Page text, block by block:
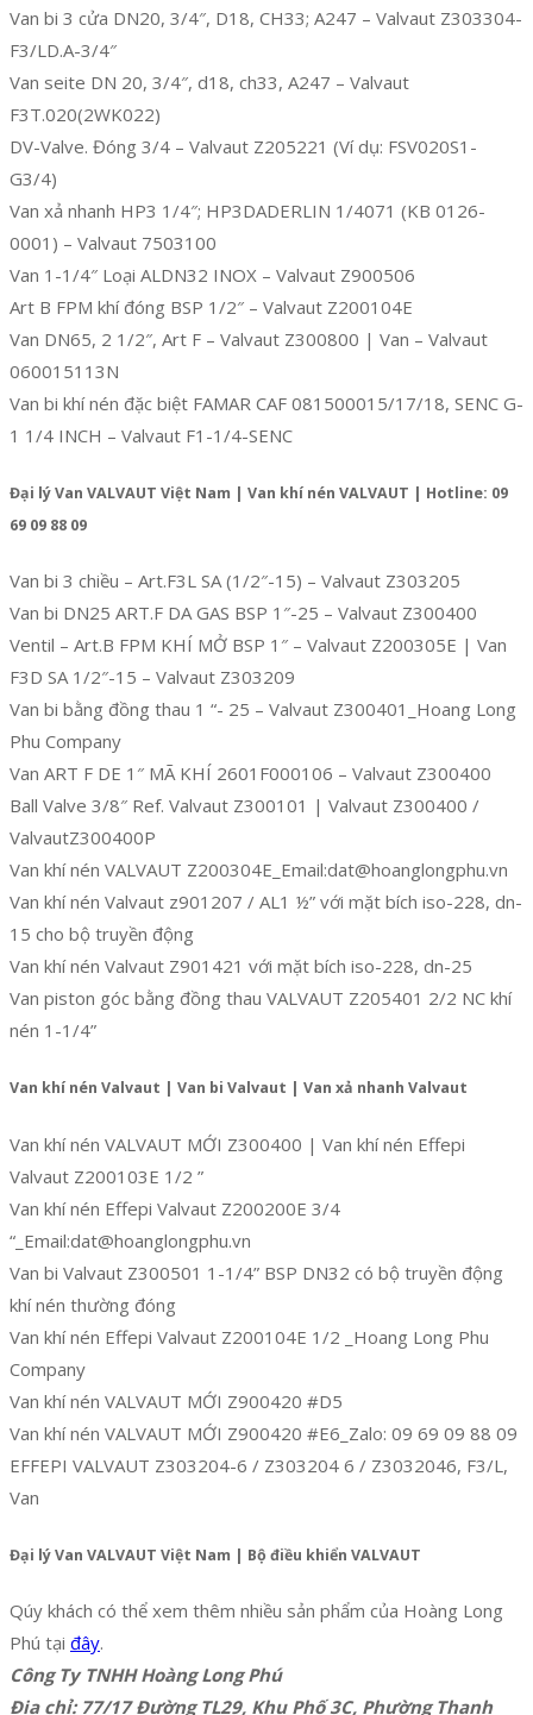
Van bi 3 cửa DN20, 3/4″, D18, CH33; A247 – Valvaut Z303304-
F3/LD.A-3/4″
Van seite DN 20, 3/4″, d18, ch33, A247 – Valvaut
F3T.020(2WK022)
DV-Valve. Đóng 3/4 – Valvaut Z205221 (Ví dụ: FSV020S1-
G3/4)
Van xả nhanh HP3 1/4″; HP3DADERLIN 1/4071 (KB 0126-
0001) – Valvaut 7503100
Van 1-1/4″ Loại ALDN32 INOX – Valvaut Z900506
Art B FPM khí đóng BSP 1/2″ – Valvaut Z200104E
Van DN65, 2 1/2″, Art F – Valvaut Z300800 | Van – Valvaut
060015113N
Van bi khí nén đặc biệt FAMAR CAF 081500015/17/18, SENC G-
1 1/4 INCH – Valvaut F1-1/4-SENC
Đại lý Van VALVAUT Việt Nam | Van khí nén VALVAUT | Hotline: 09
69 09 88 09
Van bi 3 chiều – Art.F3L SA (1/2″-15) – Valvaut Z303205
Van bi DN25 ART.F DA GAS BSP 1″-25 – Valvaut Z300400
Ventil – Art.B FPM KHÍ MỞ BSP 1″ – Valvaut Z200305E | Van
F3D SA 1/2″-15 – Valvaut Z303209
Van bi bằng đồng thau 1 “- 25 – Valvaut Z300401_Hoang Long
Phu Company
Van ART F DE 1″ MÃ KHÍ 2601F000106 – Valvaut Z300400
Ball Valve 3/8″ Ref. Valvaut Z300101 | Valvaut Z300400 /
ValvautZ300400P
Van khí nén VALVAUT Z200304E_Email:dat@hoanglongphu.vn
Van khí nén Valvaut z901207 / AL1 ½” với mặt bích iso-228, dn-
15 cho bộ truyền động
Van khí nén Valvaut Z901421 với mặt bích iso-228, dn-25
Van piston góc bằng đồng thau VALVAUT Z205401 2/2 NC khí
nén 1-1/4”
Van khí nén Valvaut | Van bi Valvaut | Van xả nhanh Valvaut
Van khí nén VALVAUT MỚI Z300400 | Van khí nén Effepi
Valvaut Z200103E 1/2 ”
Van khí nén Effepi Valvaut Z200200E 3/4
“_Email:dat@hoanglongphu.vn
Van bi Valvaut Z300501 1-1/4” BSP DN32 có bộ truyền động
khí nén thường đóng
Van khí nén Effepi Valvaut Z200104E 1/2 _Hoang Long Phu
Company
Van khí nén VALVAUT MỚI Z900420 #D5
Van khí nén VALVAUT MỚI Z900420 #E6_Zalo: 09 69 09 88 09
EFFEPI VALVAUT Z303204-6 / Z303204 6 / Z3032046, F3/L,
Van
Đại lý Van VALVAUT Việt Nam | Bộ điều khiển VALVAUT
Qúy khách có thể xem thêm nhiều sản phẩm của Hoàng Long
Phú tại đây.
Công Ty TNHH Hoàng Long Phú
Địa chỉ: 77/17 Đường TL29, Khu Phố 3C, Phường Thạnh